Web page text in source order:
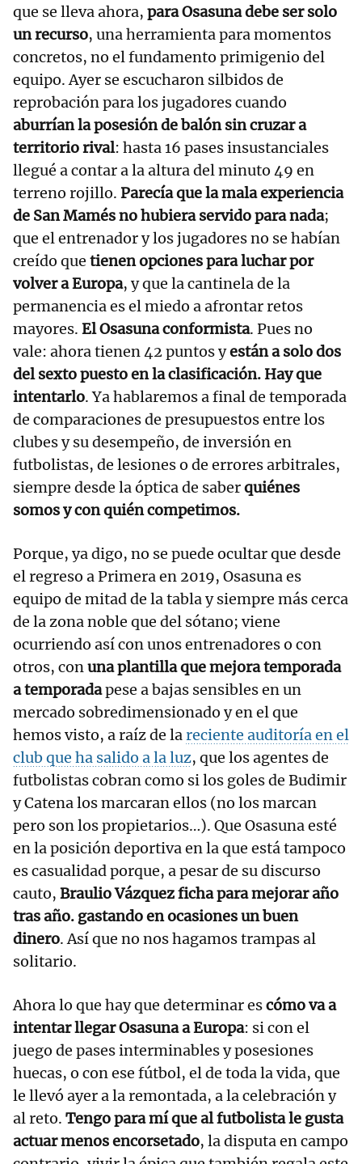
que se lleva ahora, para Osasuna debe ser solo
un recurso, una herramienta para momentos
concretos, no el fundamento primigenio del
equipo. Ayer se escucharon silbidos de
reprobación para los jugadores cuando
aburrían la posesión de balón sin cruzar a
territorio rival: hasta 16 pases insustanciales
llegué a contar a la altura del minuto 49 en
terreno rojillo. Parecía que la mala experiencia
de San Mamés no hubiera servido para nada;
que el entrenador y los jugadores no se habían
creído que tienen opciones para luchar por
volver a Europa, y que la cantinela de la
permanencia es el miedo a afrontar retos
mayores. El Osasuna conformista. Pues no
vale: ahora tienen 42 puntos yestán a solo dos
del sexto puesto en la clasificación. Hay que
intentarlo. Ya hablaremos a final de temporada
de comparaciones de presupuestos entre los
clubes y su desempeño, de inversión en
futbolistas, de lesiones o de errores arbitrales,
siempre desde la óptica de saberquiénes
somos y con quién competimos.
Porque, ya digo, no se puede ocultar que desde
el regreso a Primera en 2019, Osasuna es
equipo de mitad de la tabla y siempre más cerca
de la zona noble que del sótano; viene
ocurriendo así con unos entrenadores o con
otros, conuna plantilla que mejora temporada
a temporadapese a bajas sensibles en un
mercado sobredimensionado y en el que
hemos visto, a raíz de lareciente auditoría en el
club que ha salido a la luz, que los agentes de
futbolistas cobran como si los goles de Budimir
y Catena los marcaran ellos (no los marcan
pero son los propietarios…). Que Osasuna esté
en la posición deportiva en la que está tampoco
es casualidad porque, a pesar de su discurso
cauto, Braulio Vázquez ficha para mejorar año
tras año. gastando en ocasiones un buen
dinero. Así que no nos hagamos trampas al
solitario.
Ahora lo que hay que determinar escómo va a
intentar llegar Osasuna a Europa: si con el
juego de pases interminables y posesiones
huecas, o con ese fútbol, el de toda la vida, que
le llevó ayer a la remontada, a la celebración y
al reto. Tengo para mí que al futbolista le gusta
actuar menos encorsetado, la disputa en campo